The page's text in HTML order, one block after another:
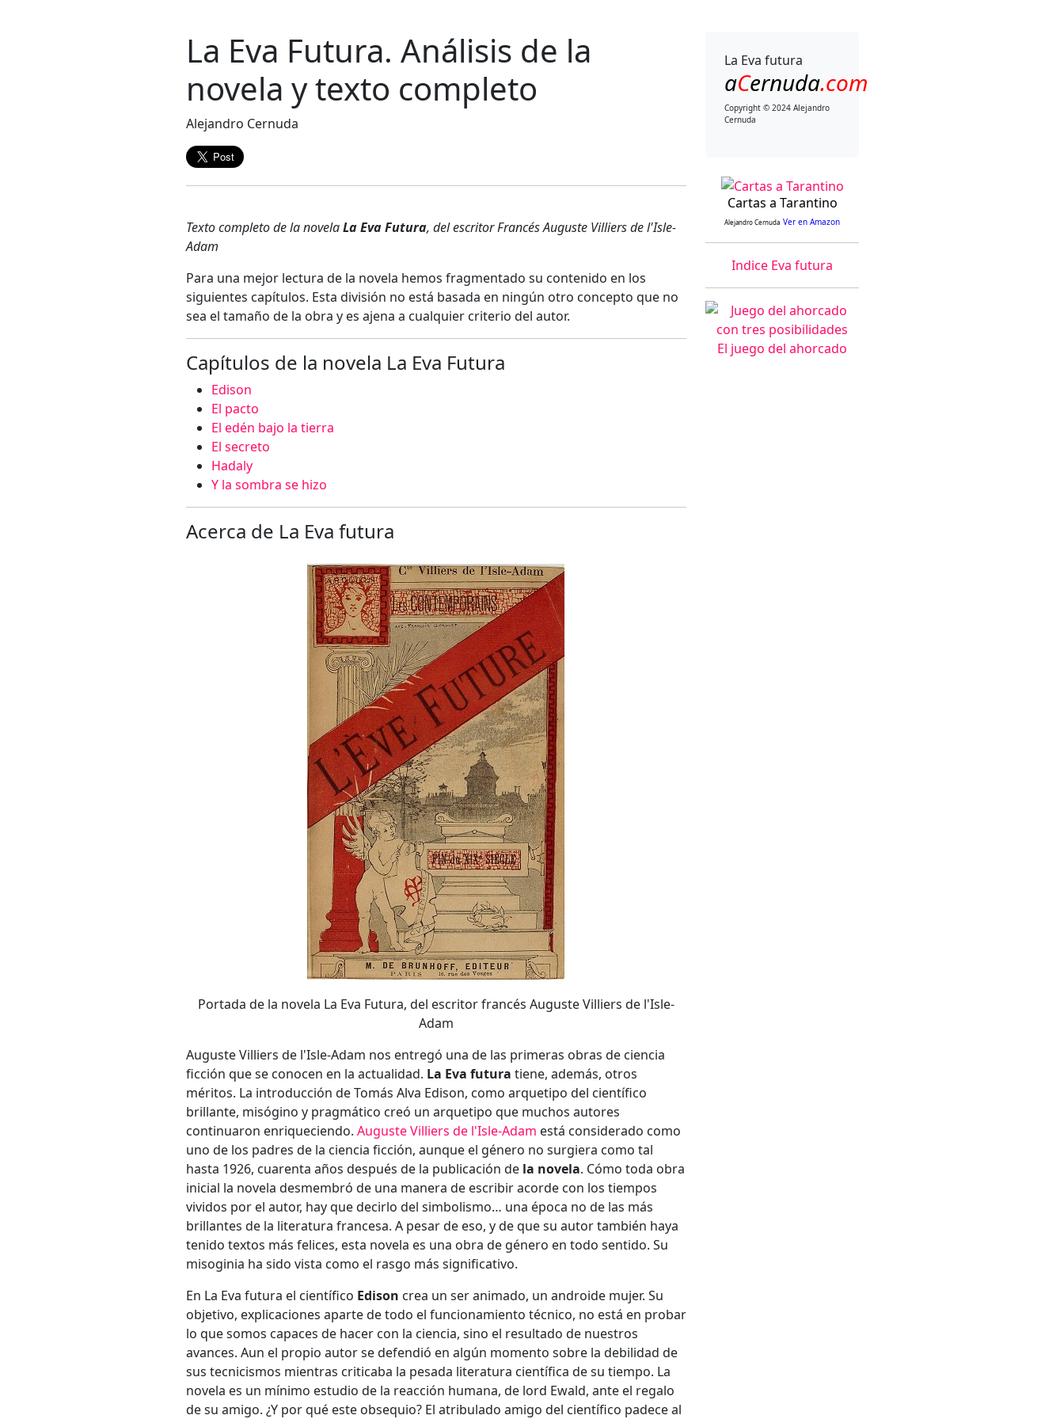
La Eva Futura. Análisis de la
novela y texto completo
Alejandro Cernuda
Texto completo de la novelaLa Eva Futura, del escritor Francés Auguste Villiers de l'Isle-
Adam
Para una mejor lectura de la novela hemos fragmentado su contenido en los
siguientes capítulos. Esta división no está basada en ningún otro concepto que no
sea el tamaño de la obra y es ajena a cualquier criterio del autor.
Capítulos de la novela La Eva Futura
Edison
El pacto
El edén bajo la tierra
El secreto
Hadaly
Y la sombra se hizo
Acerca de La Eva futura
Portada de la novela La Eva Futura, del escritor francés Auguste Villiers de l'Isle-
Adam
Auguste Villiers de l'Isle-Adam nos entregó una de las primeras obras de ciencia
ficción que se conocen en la actualidad. La Eva futura tiene, además, otros
méritos. La introducción de Tomás Alva Edison, como arquetipo del científico
brillante, misógino y pragmático creó un arquetipo que muchos autores
continuaron enriqueciendo. Auguste Villiers de l'Isle-Adam está considerado como
uno de los padres de la ciencia ficción, aunque el género no surgiera como tal
hasta 1926, cuarenta años después de la publicación de la novela. Cómo toda obra
inicial la novela desmembró de una manera de escribir acorde con los tiempos
vividos por el autor, hay que decirlo del simbolismo… una época no de las más
brillantes de la literatura francesa. A pesar de eso, y de que su autor también haya
tenido textos más felices, esta novela es una obra de género en todo sentido. Su
misoginia ha sido vista como el rasgo más significativo.
En La Eva futura el científico Edison crea un ser animado, un androide mujer. Su
objetivo, explicaciones aparte de todo el funcionamiento técnico, no está en probar
lo que somos capaces de hacer con la ciencia, sino el resultado de nuestros
avances. Aun el propio autor se defendió en algún momento sobre la debilidad de
sus tecnicismos mientras criticaba la pesada literatura científica de su tiempo. La
novela es un mínimo estudio de la reacción humana, de lord Ewald, ante el regalo
de su amigo. ¿Y por qué este obsequio? El atribulado amigo del científico padece al
La Eva futura
aCernuda.com
Copyright © 2024 Alejandro
Cernuda
Cartas a Tarantino
Alejandro Cernuda Ver en Amazon
Indice Eva futura
El juego del ahorcado